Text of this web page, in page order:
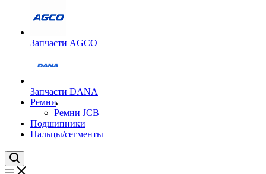
Запчасти AGCO
Запчасти DANA
Ремни
Ремни JCB
Подшипники
Пальцы/сегменты